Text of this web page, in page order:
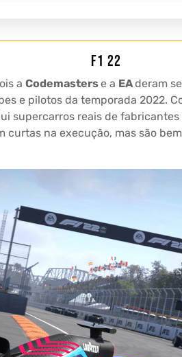
F1 22
a Codemasterse a EAderam
e pilotos da temporada 2022.
supercarros reais de
curtas na execução, mas são